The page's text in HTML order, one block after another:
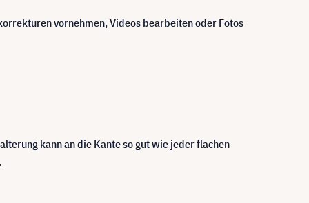
vornehmen, Videos bearbeiten oder Fotos
kann an die Kante so gut wie jeder flachen